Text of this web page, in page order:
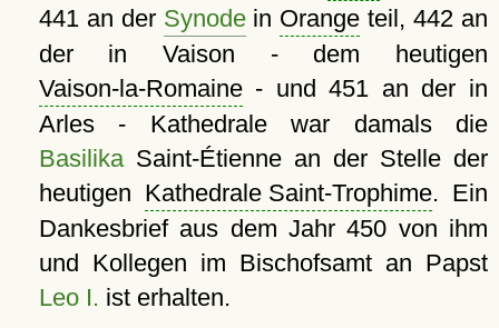
441 an der Synodein Orange teil, 442 an
der in Vaison - dem heutigen
Vaison-la-Romaine- und 451 an der in
Arles - Kathedrale war damals die
BasilikaSaint-Étienne an der Stelle der
heutigen Kathedrale Saint-Trophime. Ein
Dankesbrief aus dem Jahr 450 von ihm
und Kollegen im Bischofsamt an Papst
Leo I. ist erhalten.